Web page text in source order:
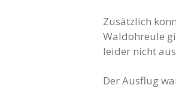
Zusätzlich
Waldohreule
leider nicht
Der Ausflug